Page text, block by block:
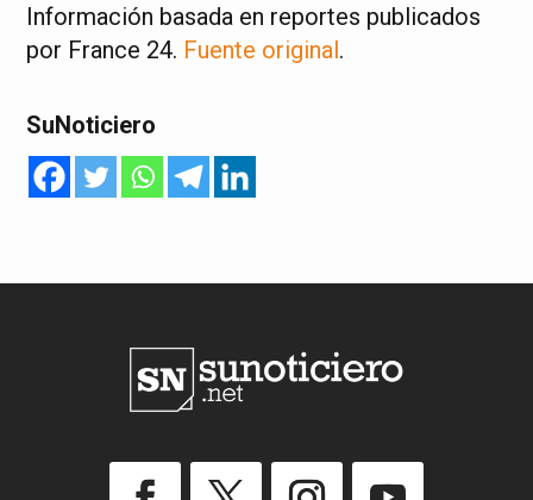
Información basada en reportes publicados
por France 24. Fuente original.
SuNoticiero